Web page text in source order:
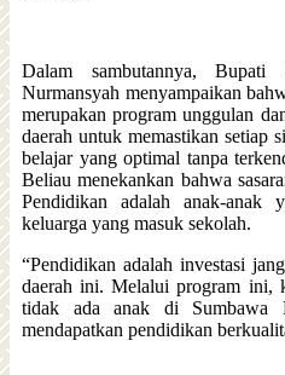
Dalam sambutannya,
Nurmansyah menyampaikan
merupakan program unggulan
daerah untuk memastikan setiap
belajar yang optimal tanpa
Beliau menekankan bahwa
Pendidikan adalah anak-anak
keluarga yang masuk sekolah.
“Pendidikan adalah investasi
daerah ini. Melalui program ini,
tidak ada anak di Sumbawa
mendapatkan pendidikan